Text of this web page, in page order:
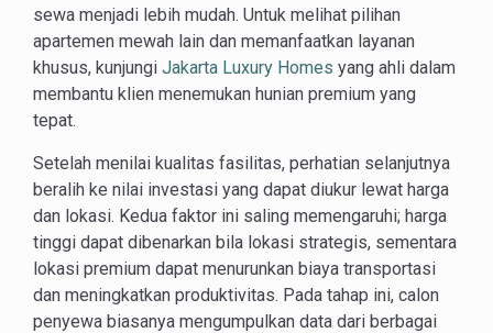
sewa menjadi lebih mudah. Untuk melihat pilihan
apartemen mewah lain dan memanfaatkan layanan
khusus, kunjungi Jakarta Luxury Homes yang ahli dalam
membantu klien menemukan hunian premium yang
tepat.
Setelah menilai kualitas fasilitas, perhatian selanjutnya
beralih ke nilai investasi yang dapat diukur lewat harga
dan lokasi. Kedua faktor ini saling memengaruhi; harga
tinggi dapat dibenarkan bila lokasi strategis, sementara
lokasi premium dapat menurunkan biaya transportasi
dan meningkatkan produktivitas. Pada tahap ini, calon
penyewa biasanya mengumpulkan data dari berbagai